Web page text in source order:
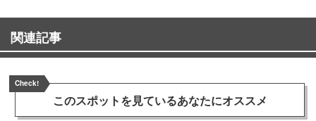
関連記事
Check!
このスポットを見ているあなたにオススメ